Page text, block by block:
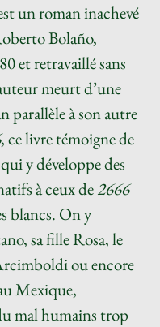
un roman inachevé
Bolaño,
et retravaillé sans
meurt d’une
parallèle à son autre
, ce livre témoigne de
y développe des
à ceux de2666
blancs. On y
sa fille Rosa, le
ou encore
Mexique,
mal humains trop